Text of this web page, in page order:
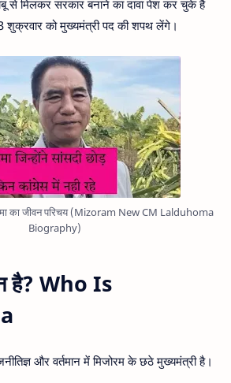
से मिलकर सरकार बनाने का दावा पेश कर चुके है
को मुख्यमंत्री पद की शपथ लेंगे।
का जीवन परिचय (Mizoram New CM Lalduhoma
Biography)
है? Who Is
और वर्तमान में मिजोरम के छठे मुख्यमंत्री है।